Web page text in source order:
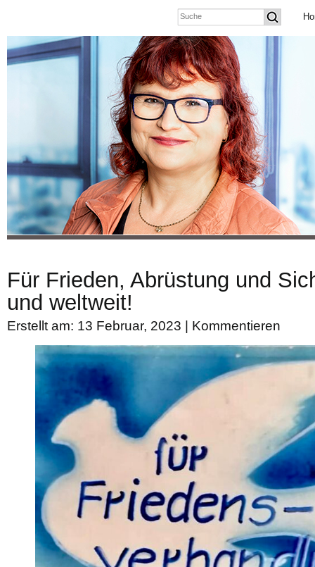
Für Frieden, Abrüstung und
und weltweit!
Erstellt am: 13 Februar, 2023 | Kommentieren